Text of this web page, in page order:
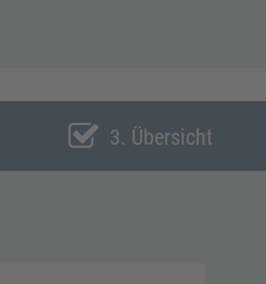
3. Übersicht